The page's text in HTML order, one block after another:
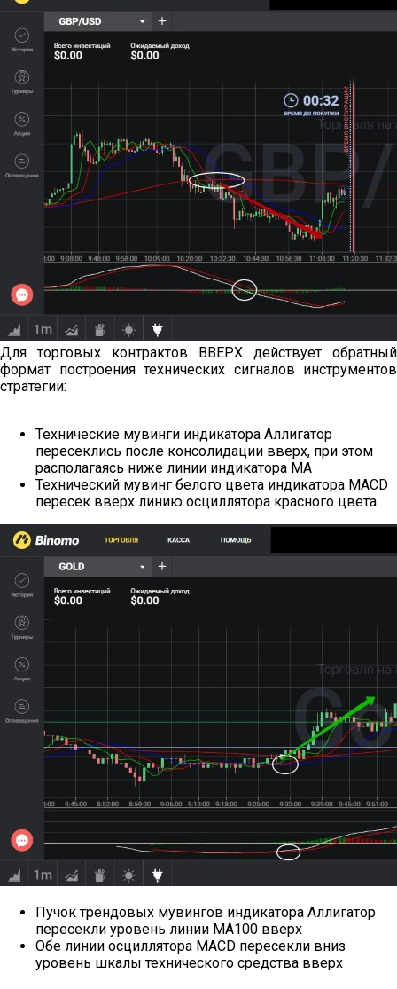
Для торговых контрактов ВВЕРХ действует обратный
формат построения технических сигналов инструментов
стратегии:
Технические мувинги индикатора Аллигатор
пересеклись после консолидации вверх, при этом
располагаясь ниже линии индикатора МА
Технический мувинг белого цвета индикатора MACD
пересек вверх линию осциллятора красного цвета
Пучок трендовых мувингов индикатора Аллигатор
пересекли уровень линии МА100 вверх
Обе линии осциллятора MACD пересекли вниз
уровень шкалы технического средства вверх